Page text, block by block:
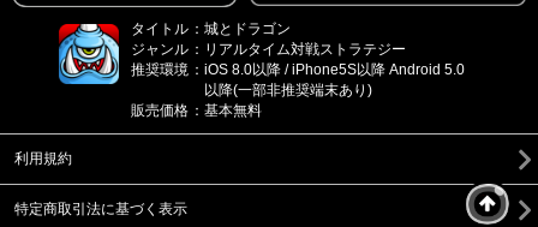
タイトル ： 城とドラゴン
ジャンル ： リアルタイム対戦ストラテジー
推奨環境 ： iOS 8.0以降 / iPhone5S以降 Android 5.0
以降(一部非推奨端末あり)
販売価格 ： 基本無料
利用規約
特定商取引法に基づく表示